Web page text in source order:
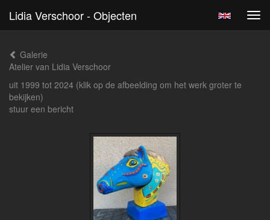
Lidia Verschoor - Objecten
Galerie
Atelier van Lidia Verschoor
uit 1999 tot 2024 (klik op de afbeelding om het werk groter te
bekijken)
stuur een bericht